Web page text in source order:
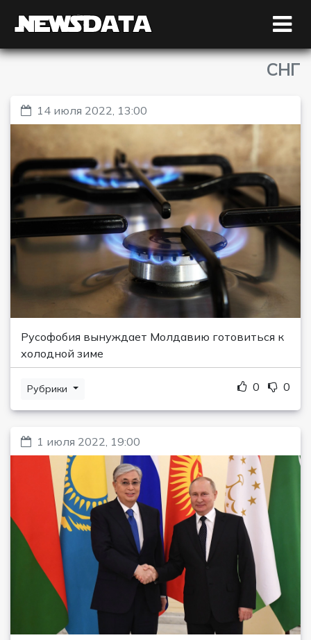
СНГ
14 июля 2022, 13:00
Русофобия вынуждает Молдавию готовиться к
холодной зиме
Рубрики 0 0
1 июля 2022, 19:00